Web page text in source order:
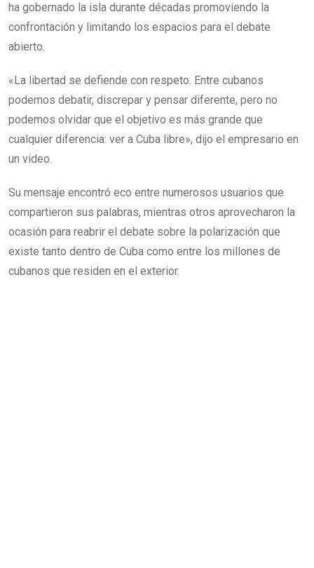
ha gobernado la isla durante décadas promoviendo la
confrontación y limitando los espacios para el debate
abierto.
«La libertad se defiende con respeto. Entre cubanos
podemos debatir, discrepar y pensar diferente, pero no
podemos olvidar que el objetivo es más grande que
cualquier diferencia: ver a Cuba libre», dijo el empresario en
un video.
Su mensaje encontró eco entre numerosos usuarios que
compartieron sus palabras, mientras otros aprovecharon la
ocasión para reabrir el debate sobre la polarización que
existe tanto dentro de Cuba como entre los millones de
cubanos que residen en el exterior.